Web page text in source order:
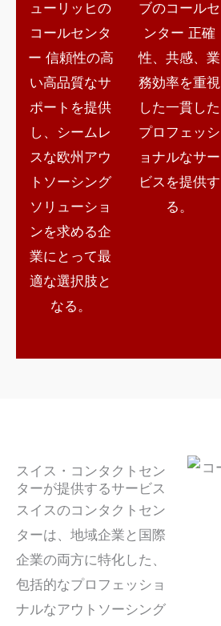
ューリッヒの
コールセンタ
ー 信頼性の高
い高品質なサ
ポートを提供
し、シームレ
スな欧州アウ
トソーシング
ソリューショ
ンを求める企
業にとって最
適な選択肢と
なる。
ブのコールセ
ンター 正確
性、共感、業
務効率を重視
した一貫した
プロフェッシ
ョナルなサー
ビスを提供す
る。
スイス・コンタクトセン
ターが提供するサービス
スイスのコンタクトセン
ターは、地域企業と国際
企業の両方に特化した、
包括的なプロフェッショ
ナルなアウトソーシング